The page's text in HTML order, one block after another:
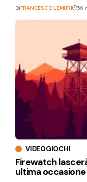
DiFRANCESCO LEMURI 56
VIDEOGIOCHI
Firewatch
ultima